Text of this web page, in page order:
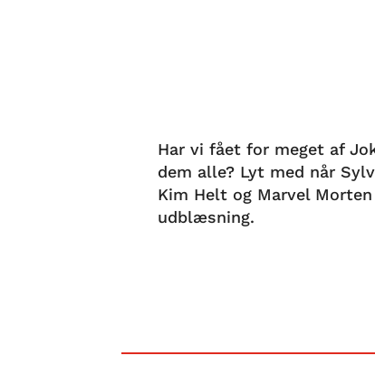
Har vi fået for meget af
dem alle? Lyt med når
Kim Helt og Marvel
udblæsning.